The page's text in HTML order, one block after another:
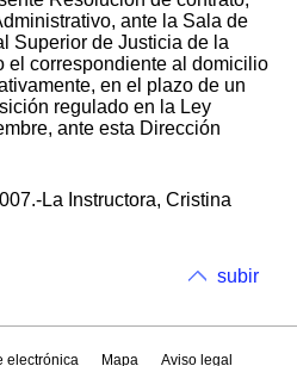
ante la Sala de
Superior de Justicia de la
el correspondiente al domicilio
en el plazo de un
regulado en la Ley
ante esta Dirección
La Instructora, Cristina
subir
electrónica Mapa Aviso legal